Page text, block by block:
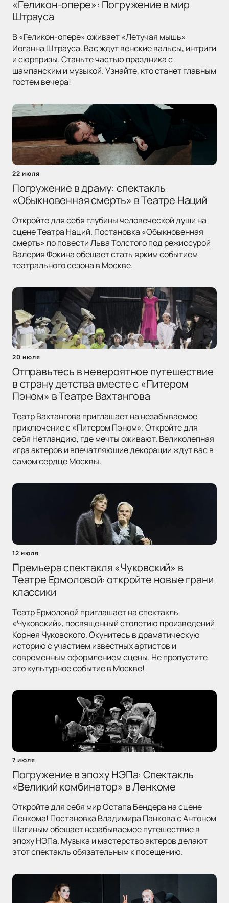
«Геликон-опере»: Погружение в мир
Штрауса
В «Геликон-опере» оживает «Летучая мышь»
Иоганна Штрауса. Вас ждут венские вальсы, интриги
и сюрпризы. Станьте частью праздника с
шампанским и музыкой. Узнайте, кто станет главным
гостем вечера!
22 июля
Погружение в драму: спектакль
«Обыкновенная смерть» в Театре Наций
Откройте для себя глубины человеческой души на
сцене Театра Наций. Постановка «Обыкновенная
смерть» по повести Льва Толстого под режиссурой
Валерия Фокина обещает стать ярким событием
театрального сезона в Москве.
20 июля
Отправьтесь в невероятное путешествие
в страну детства вместе с «Питером
Пэном» в Театре Вахтангова
Театр Вахтангова приглашает на незабываемое
приключение с «Питером Пэном». Откройте для
себя Нетландию, где мечты оживают. Великолепная
игра актеров и впечатляющие декорации ждут вас в
самом сердце Москвы.
12 июля
Премьера спектакля «Чуковский» в
Театре Ермоловой: откройте новые грани
классики
Театр Ермоловой приглашает на спектакль
«Чуковский», посвященный столетию произведений
Корнея Чуковского. Окунитесь в драматическую
историю с участием известных артистов и
современным оформлением сцены. Не пропустите
это культурное событие в Москве!
7 июля
Погружение в эпоху НЭПа: Спектакль
«Великий комбинатор» в Ленкоме
Откройте для себя мир Остапа Бендера на сцене
Ленкома! Постановка Владимира Панкова с Антоном
Шагиным обещает незабываемое путешествие в
эпоху НЭПа. Музыка и мастерство актеров делают
этот спектакль обязательным к посещению.